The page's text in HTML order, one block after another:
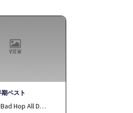
ベスト
Bad Hop All D…